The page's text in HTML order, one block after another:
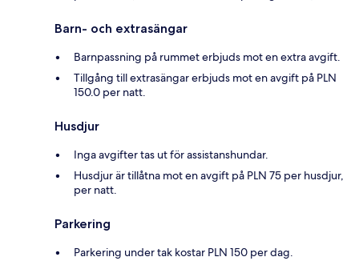
Barn- och extrasängar
Barnpassning på rummet erbjuds mot en extra avgift.
Tillgång till extrasängar erbjuds mot en avgift på PLN
150.0 per natt.
Husdjur
Inga avgifter tas ut för assistanshundar.
Husdjur är tillåtna mot en avgift på PLN 75 per husdjur,
per natt.
Parkering
Parkering under tak kostar PLN 150 per dag.